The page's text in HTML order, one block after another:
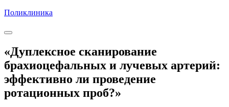
Перейти
содержимому
Поликлиника
«Дуплексное сканирование
брахиоцефальных и лучевых артерий:
эффективно ли проведение
ротационных проб?»